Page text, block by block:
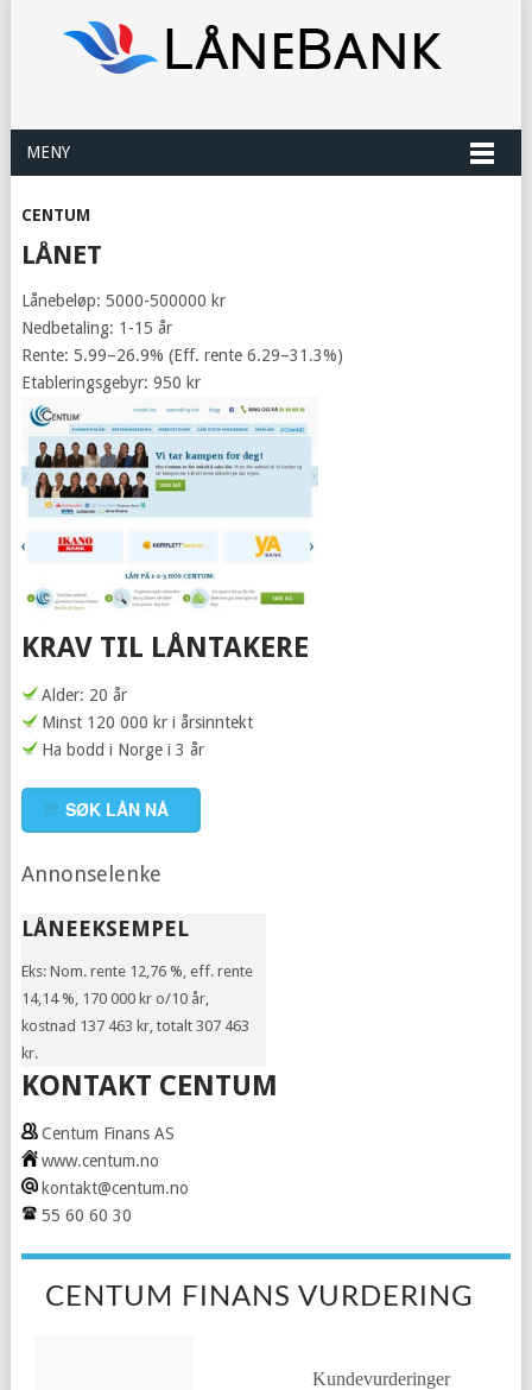
MENY
CENTUM
LÅNET
Lånebeløp: 5000-500000 kr
Nedbetaling: 1-15 år
Rente: 5.99–26.9% (Eff. rente 6.29–31.3%)
Etableringsgebyr: 950 kr
KRAV TIL LÅNTAKERE
Alder: 20 år
Minst 120 000 kr i årsinntekt
Ha bodd i Norge i 3 år
SØK LÅN NÅ
Annonselenke
LÅNEEKSEMPEL
Eks: Nom. rente 12,76 %, eff. rente
14,14 %, 170 000 kr o/10 år,
kostnad 137 463 kr, totalt 307 463
kr.
KONTAKT CENTUM
Centum Finans AS
www.centum.no
kontakt@centum.no
55 60 60 30
CENTUM FINANS VURDERING
Kundevurderinger